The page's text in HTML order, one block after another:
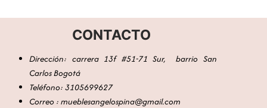
CONTACTO
Dirección: carrera 13f #51-71 Sur, barrio San
Carlos Bogotá
Teléfono: 3105699627
Correo : mueblesangelospina@gmail.com